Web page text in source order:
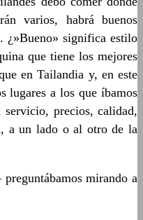
varios, habrá buenos
¿»Bueno» significa estilo
que tiene los mejores
en Tailandia y, en este
lugares a los que íbamos
precios, calidad,
a un lado o al otro de la
mirando a